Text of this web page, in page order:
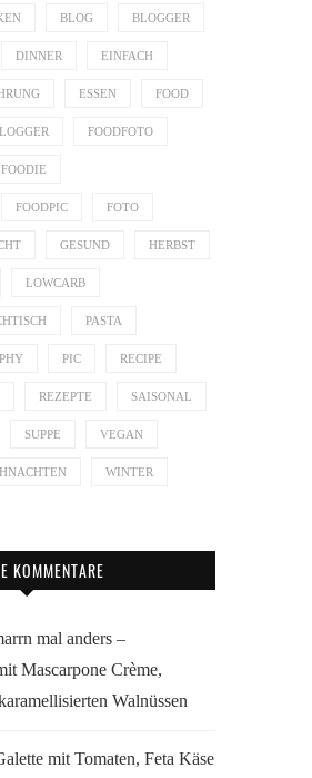
BLOG BLOGGER
DINNER EINFACH
ESSEN FOOD
FOODFOTO
FOODIE
FOODPIC FOTO
GESUND HERBST
LOWCARB
PASTA
PIC RECIPE
REZEPTE SAISONAL
SUPPE VEGAN
WINTER
KOMMENTARE
mal anders –
Mascarpone Crème,
Walnüssen
mit Tomaten, Feta Käse